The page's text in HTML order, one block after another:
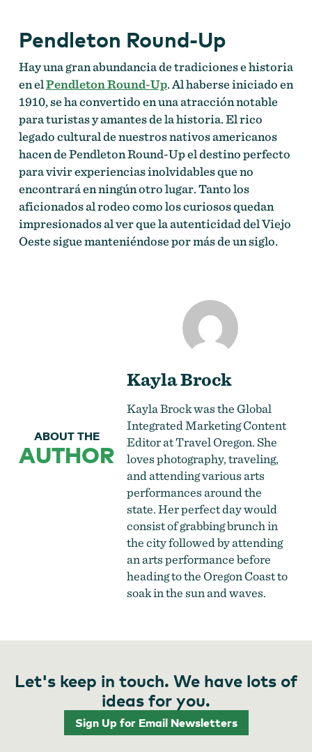
Pendleton Round-Up
Hay una gran abundancia de tradiciones e historia
en elPendleton Round-Up. Al haberse iniciado en
1910, se ha convertido en una atracción notable
para turistas y amantes de la historia. El rico
legado cultural de nuestros nativos americanos
hacen de Pendleton Round-Up el destino perfecto
para vivir experiencias inolvidables que no
encontrará en ningún otro lugar. Tanto los
aficionados al rodeo como los curiosos quedan
impresionados al ver que la autenticidad del Viejo
Oeste sigue manteniéndose por más de un siglo.
ABOUT THE
AUTHOR
Kayla Brock
Kayla Brock was the Global
Integrated Marketing Content
Editor at Travel Oregon. She
lovesphotography, traveling,
and attending various arts
performances around the
state. Her perfect day would
consist of grabbing brunch in
the city followed by attending
an arts performance before
heading to the Oregon Coast to
soak in the sun and waves.
Let's keep in touch. We have lots of
ideas for you.
Sign Up for Email Newsletters